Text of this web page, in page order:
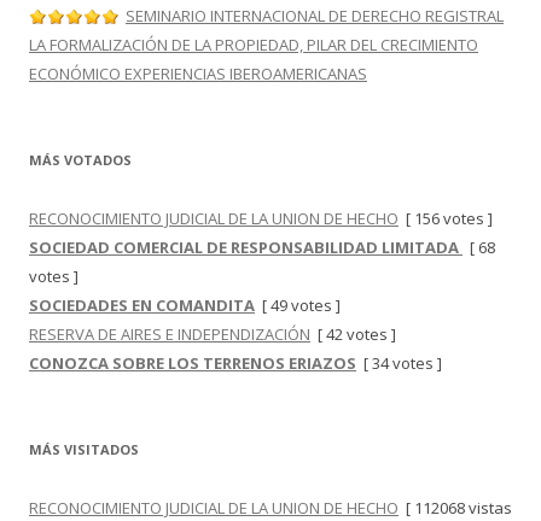
SEMINARIO INTERNACIONAL DE DERECHO REGISTRAL
LA FORMALIZACIÓN DE LA PROPIEDAD, PILAR DEL CRECIMIENTO
ECONÓMICO EXPERIENCIAS IBEROAMERICANAS
MÁS VOTADOS
RECONOCIMIENTO JUDICIAL DE LA UNION DE HECHO [ 156 votes ]
SOCIEDAD COMERCIAL DE RESPONSABILIDAD LIMITADA [ 68
votes ]
SOCIEDADES EN COMANDITA [ 49 votes ]
RESERVA DE AIRES E INDEPENDIZACIÓN [ 42 votes ]
CONOZCA SOBRE LOS TERRENOS ERIAZOS [ 34 votes ]
MÁS VISITADOS
RECONOCIMIENTO JUDICIAL DE LA UNION DE HECHO [ 112068 vistas